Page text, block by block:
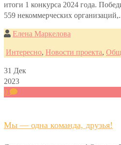
итоги 1 конкурса 2024 года.
559 некоммерческих
Елена Маркелова
Интересно, Новости проекта,
31 Дек
2023
0
Мы — одна команда, друзья!